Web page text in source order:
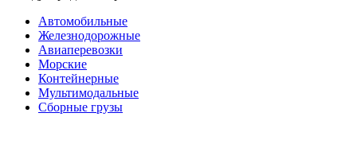
Автомобильные
Железнодорожные
Авиаперевозки
Морские
Контейнерные
Мультимодальные
Сборные грузы